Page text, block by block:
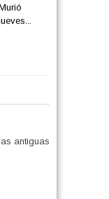
antiguas